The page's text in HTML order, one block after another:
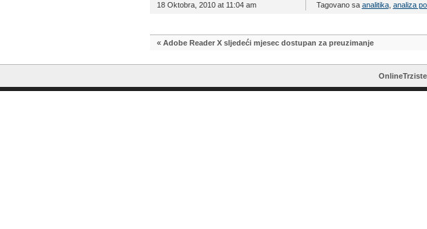
18 Oktobra, 2010 at 11:04 am
Tagovano sa analitika, analiza
« Adobe Reader X sljedeći mjesec dostupan za preuzimanje